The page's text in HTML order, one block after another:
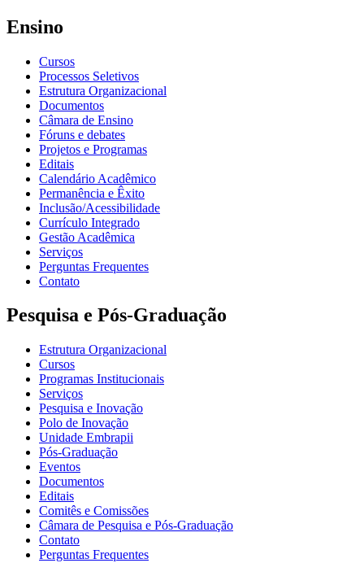
Ensino
Cursos
Processos Seletivos
Estrutura Organizacional
Documentos
Câmara de Ensino
Fóruns e debates
Projetos e Programas
Editais
Calendário Acadêmico
Permanência e Êxito
Inclusão/Acessibilidade
Currículo Integrado
Gestão Acadêmica
Serviços
Perguntas Frequentes
Contato
Pesquisa e Pós-Graduação
Estrutura Organizacional
Cursos
Programas Institucionais
Serviços
Pesquisa e Inovação
Polo de Inovação
Unidade Embrapii
Pós-Graduação
Eventos
Documentos
Editais
Comitês e Comissões
Câmara de Pesquisa e Pós-Graduação
Contato
Perguntas Frequentes